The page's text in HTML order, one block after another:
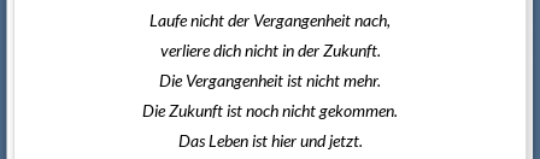
Laufe nicht der Vergangenheit nach,
verliere dich nicht in der Zukunft.
Die Vergangenheit ist nicht mehr.
Die Zukunft ist noch nicht gekommen.
Das Leben ist hier und jetzt.